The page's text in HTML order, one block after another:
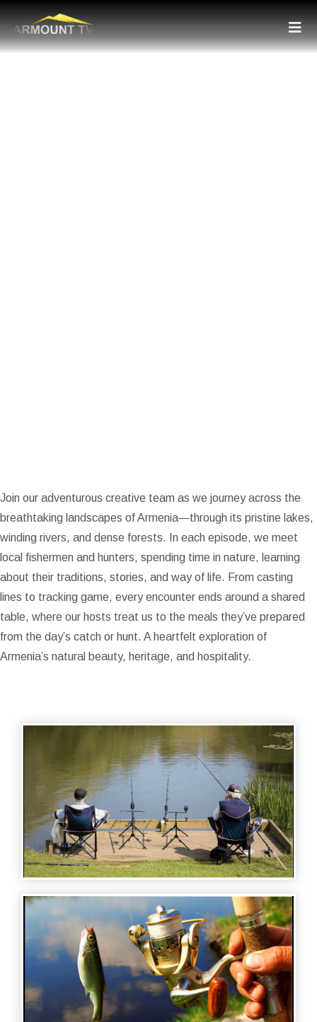
Join our adventurous creative team as we journey across the
breathtaking landscapes of Armenia—through its pristine lakes,
winding rivers, and dense forests. In each episode, we meet
local fishermen and hunters, spending time in nature, learning
about their traditions, stories, and way of life. From casting
lines to tracking game, every encounter ends around a shared
table, where our hosts treat us to the meals they’ve prepared
from the day’s catch or hunt. A heartfelt exploration of
Armenia’s natural beauty, heritage, and hospitality.
FISHING AND HUNTING - ՁԿՆՈՐՍԱԿԱՆ
ԱԿՈՒՄԲԻ ՀՅՈՒՐՆ Է ԱՐՄԵՆ ՔՈՉԱՐՅԱՆԸ